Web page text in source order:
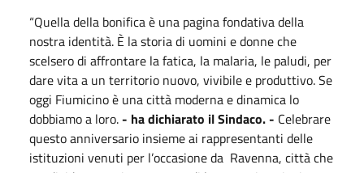
“Quella della bonifica è una pagina fondativa della
nostra identità. È la storia di uomini e donne che
scelsero di affrontare la fatica, la malaria, le paludi, per
dare vita a un territorio nuovo, vivibile e produttivo. Se
oggi Fiumicino è una città moderna e dinamica lo
dobbiamo a loro.- ha dichiarato il Sindaco. - Celebrare
questo anniversario insieme ai rappresentanti delle
istituzioni venuti per l’occasione da Ravenna, città che